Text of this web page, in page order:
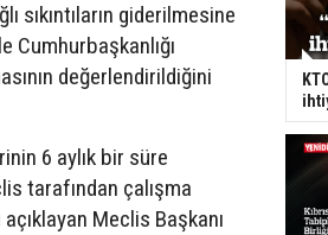
sıkıntıların giderilmesine
Cumhurbaşkanlığı
değerlendirildiğini
6 aylık bir süre
tarafından çalışma
açıklayan Meclis Başkanı